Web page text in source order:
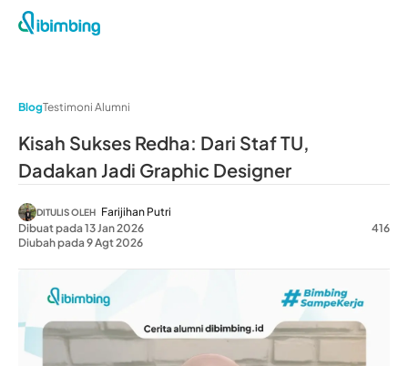
BlogTestimoni Alumni
Kisah Sukses Redha: Dari Staf TU,
Dadakan Jadi Graphic Designer
DITULIS OLEH Farijihan Putri
Dibuat pada 13 Jan 2026
Diubah pada 9 Agt 2026
416